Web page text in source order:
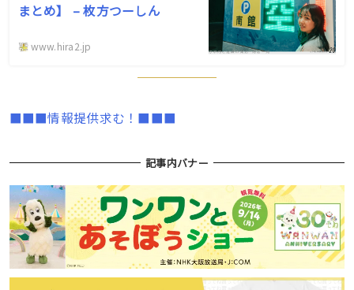
まとめ】 – 枚方つーしん
www.hira2.jp
■■■情報提供求む！■■■
記事内バナー